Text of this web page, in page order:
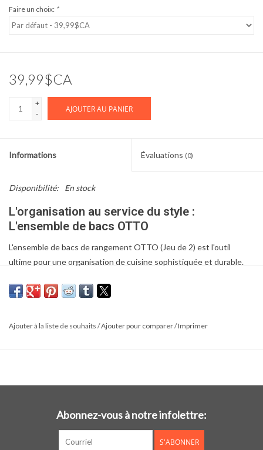
Faire un choix: *
39,99$CA
+
-
AJOUTER AU PANIER
Informations Évaluations (0)
Disponibilité: En stock
L'organisation au service du style :
L'ensemble de bacs OTTO
L'ensemble de bacs de rangement OTTO (Jeu de 2) est l'outil
ultime pour une organisation de cuisine sophistiquée et durable.
d'un fini noir mat industriel à l'élégance scandinave épurée.
Construction robuste en acier :Fabriqués en acier de haute
surface non poreuse garantit une hygiène parfaite et un entretien
Ajouter à la liste de souhaits /Ajouter pour comparer/Imprimer
Abonnez-vous à notre infolettre:
S'ABONNER